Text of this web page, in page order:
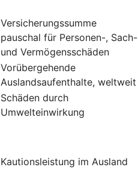
Versicherungssumme
pauschal für Personen-, Sach-
und Vermögensschäden
Vorübergehende
Auslandsaufenthalte, weltweit
Schäden durch
Umwelteinwirkung
Kautionsleistung im Ausland